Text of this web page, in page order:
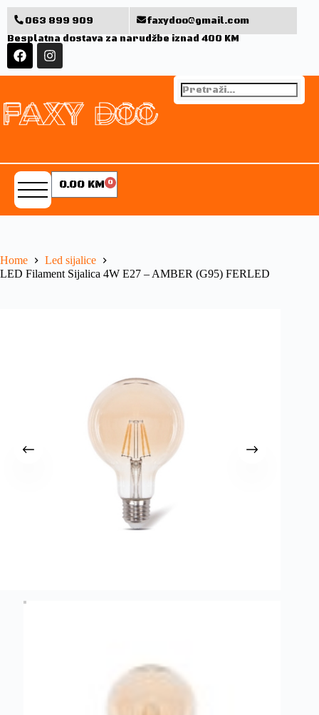
063 899 909
faxydoo@gmail.com
Besplatna dostava za narudžbe iznad 400 KM
0.00 KM 0
Home
Led sijalice
LED Filament Sijalica 4W E27 – AMBER (G95) FERLED